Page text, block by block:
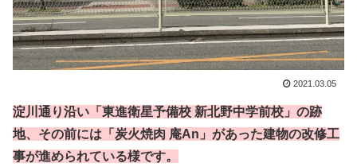
2021.03.05
淀川通り沿い「東進衛星予備校 新北野中学前校」の跡
地、その前には「炭火焼肉 庵An」があった建物の改修工
事が進められている様です。